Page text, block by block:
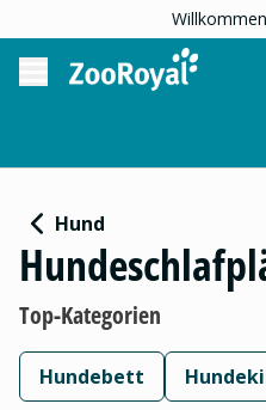
Hund
Top-Kategorien
Hundebett